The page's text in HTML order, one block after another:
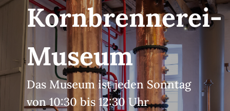
Kornbrennerei-
Museum
Das Museum ist jeden Sonntag
von 10:30 bis 12:30 Uhr